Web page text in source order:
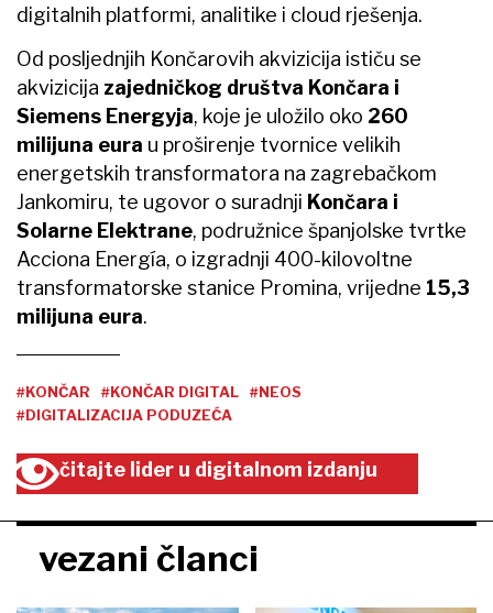
digitalnih platformi, analitike i cloud rješenja.
Od posljednjih Končarovih akvizicija ističu se
akvizicija zajedničkog društva Končara i
Siemens Energyja, koje je uložilo oko 260
milijuna eura u proširenje tvornice velikih
energetskih transformatora na zagrebačkom
Jankomiru, te ugovor o suradnji Končara i
Solarne Elektrane, podružnice španjolske tvrtke
Acciona Energía, o izgradnji 400-kilovoltne
transformatorske stanice Promina, vrijedne 15,3
milijuna eura.
#KONČAR #KONČAR DIGITAL
#NEOS
#DIGITALIZACIJA PODUZEĆA
čitajte lider u digitalnom izdanju
vezani članci